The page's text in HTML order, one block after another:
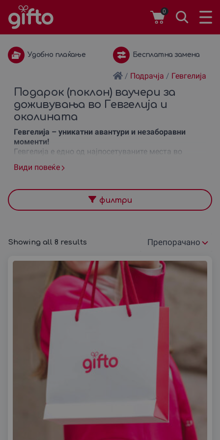
0
Удобно плаќање Бесплатна замена
/ Подрачја / Гевгелиjа
Подарок (поклон) ваучери за
доживувања во Гевгелиjа и
околината
Гевгелија – уникатни авантури и незаборавни
моменти!
Гевгелија е едно од најпосетуваните места во
авантуристички искуства. На
ваучери за активни авантури, кои ќе ја направат
секоја прилика посебна. Без разлика дали сакате
да подаритепоклонза роденден, годишнина или да
Од вино тури, разгледи на историски локалитети,
место за уживање во природата и авантурите што
таа ги нуди.Gifto.mkви овозможува да изберете
автентични искуства кои ќе бидат запаметени
долго. Овие искуства не само што се добар
подарок
, туку се и начин да се поддржат локалните
претпријатија и да се откријат нови места.
Гевгелија е позната по својата разновидност на
активности кои се достапни за сите посетители. Со
ваучерите од
Gifto.mk, можете да подарите не само
активност, туку и авантура која ќе ја остави трајна
споменка. Без разлика дали барате романтична
вечер, тури со велосипед, или возбудливи искуства
во природата, Гевгелија има што да понуди.
Experience the adventures of Gevgelija with Gifto.mk
If you’re looking for a unique experience to share with
offers a variety of gift
Види повеќе
филтри
Showing all 8 results
Подреди
според: